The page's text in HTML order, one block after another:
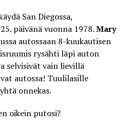
San Diegossa,
päivänä vuonna 1978.Mary
autossaan 8-kuukautisen
rysähti läpi auton
selvisivät vain lievillä
autossa! Tuulilasille
onnekas.
oikein putosi?